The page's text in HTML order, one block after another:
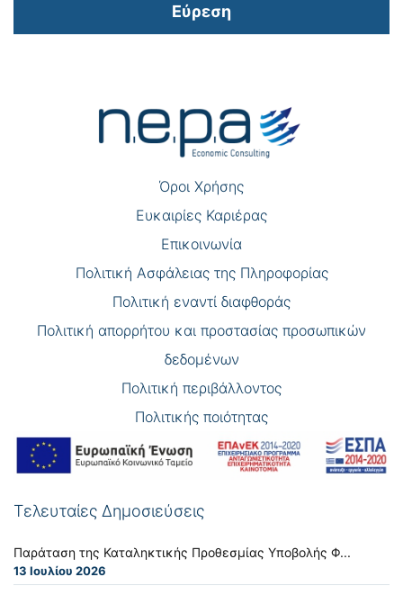
Εύρεση
Όροι Χρήσης
Eυκαιρίες Καριέρας
Επικοινωνία
Πολιτική Ασφάλειας της Πληροφορίας
Πολιτική εναντί διαφθοράς
Πολιτική απορρήτου και προστασίας προσωπικών
δεδομένων
Πολιτική περιβάλλοντος
Πολιτικής ποιότητας
Τελευταίες Δημοσιεύσεις
Παράταση της Καταληκτικής Προθεσμίας Υποβολής Φ...
13 Ιουλίου 2026